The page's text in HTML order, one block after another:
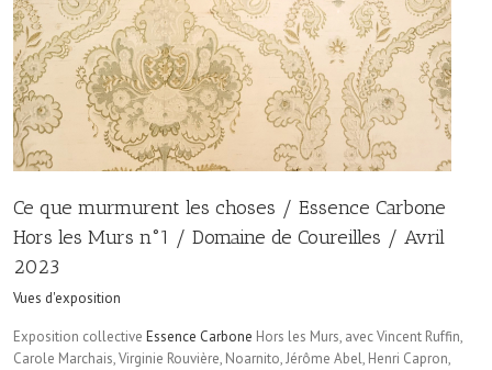
Ce que murmurent les choses / Essence Carbone
Hors les Murs n°1 / Domaine de Coureilles / Avril
2023
Vues d'exposition
Exposition collective Essence Carbone Hors les Murs, avec Vincent Ruffin,
Carole Marchais, Virginie Rouvière, Noarnito, Jérôme Abel, Henri Capron,